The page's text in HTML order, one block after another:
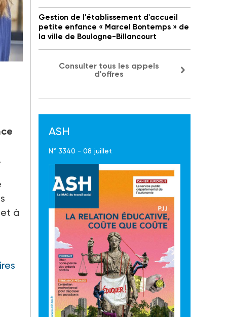
à
Gestion de l'établissement d'accueil
petite enfance « Marcel Bontemps » de
la ville de Boulogne-Billancourt
Consulter tous les appels
d'offres
ASH
N° 3340 - 08 juillet